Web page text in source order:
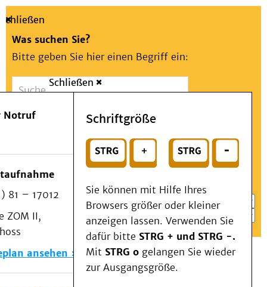
Suche
Schließen
Was suchen Sie?
Bitte geben Sie hier einen Begriff ein:
Suchen
oder
Wählen Sie ein Thema für Ihren Schnelleinstieg
Notfall
Schließen
Notruf
81 – 17012
ZOM II,
ansehen
Schriftgröße
Sie können mit Hilfe Ihres
Browsers größer oder kleiner
anzeigen lassen. Verwenden Sie
dafür bitte STRG + und STRG -.
Mit STRG o gelangen Sie wieder
zur Ausgangsgröße.
Menü
Patienten & Besucher
Kliniken/Institute/Zentren
Als Patient am UKD
Beratung und Unterstützung
Veranstaltungen
Kommunikation im Medizinwesen (KIM)
Notfall
Forschung & Lehre